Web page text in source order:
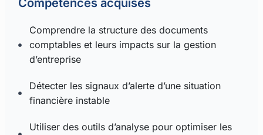
Compétences acquises
Comprendre la structure des documents
comptables et leurs impacts sur la gestion
d’entreprise
Détecter les signaux d’alerte d’une situation
financière instable
Utiliser des outils d’analyse pour optimiser les